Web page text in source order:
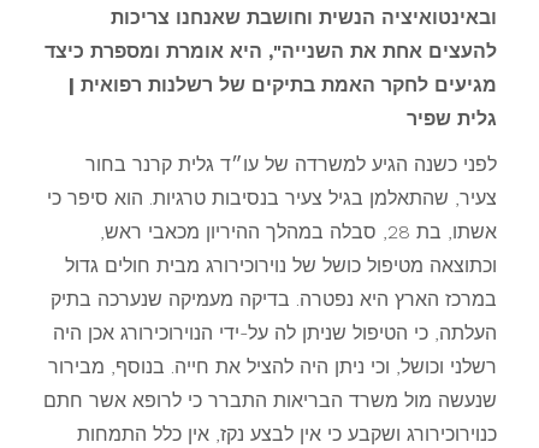
ובאינטואיציה הנשית וחושבת שאנחנו צריכות
להעצים אחת את השנייה", היא אומרת ומספרת כיצד
מגיעים לחקר האמת בתיקים של רשלנות רפואית |
גלית שפיר
לפני כשנה הגיע למשרדה של עו״ד גלית קרנר בחור
צעיר, שהתאלמן בגיל צעיר בנסיבות טרגיות. הוא סיפר כי
אשתו, בת 28, סבלה במהלך ההיריון מכאבי ראש,
וכתוצאה מטיפול כושל של נוירוכירורג מבית חולים גדול
במרכז הארץ היא נפטרה. בדיקה מעמיקה שנערכה בתיק
העלתה, כי הטיפול שניתן לה על-ידי הנוירוכירורג אכן היה
רשלני וכושל, וכי ניתן היה להציל את חייה. בנוסף, מבירור
שנעשה מול משרד הבריאות התברר כי לרופא אשר חתם
כנוירוכירורג ושקבע כי אין לבצע נקז, אין כלל התמחות